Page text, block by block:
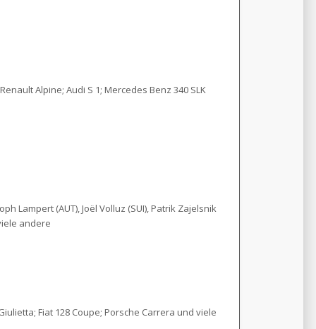
Alpine; Audi S 1; Mercedes Benz 340 SLK
Lampert (AUT), Joël Volluz (SUI), Patrik Zajelsnik
andere
Fiat 128 Coupe; Porsche Carrera und viele